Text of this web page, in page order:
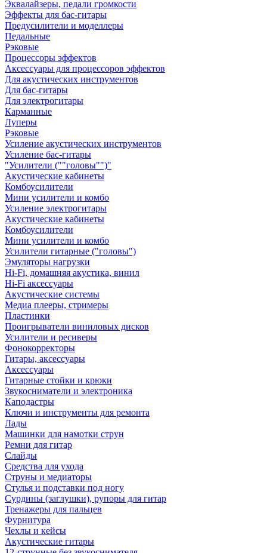
Эквалайзеры, педали громкости
Эффекты для бас-гитары
Предусилители и моделлеры
Педальные
Рэковые
Процессоры эффектов
Аксессуары для процессоров эффектов
Для акустических инструментов
Для бас-гитары
Для электрогитары
Карманные
Луперы
Рэковые
Усиление акустических инструментов
Усиление бас-гитары
"Усилители (""головы"")"
Акустические кабинеты
Комбоусилители
Мини усилители и комбо
Усиление электрогитары
Акустические кабинеты
Комбоусилители
Мини усилители и комбо
Усилители гитарные ("головы")
Эмуляторы нагрузки
Hi-Fi, домашняя акустика, винил
Hi-Fi аксессуары
Акустические системы
Медиа плееры, стримеры
Пластинки
Проигрыватели виниловых дисков
Усилители и ресиверы
Фонокорректоры
Гитары, аксессуары
Аксессуары
Гитарные стойки и крюки
Звукосниматели и электроника
Каподастры
Ключи и инструменты для ремонта
Лады
Машинки для намотки струн
Ремни для гитар
Слайды
Средства для ухода
Струны и медиаторы
Стулья и подставки под ногу
Сурдины (заглушки), рупоры для гитар
Тренажеры для пальцев
Фурнитура
Чехлы и кейсы
Акустические гитары